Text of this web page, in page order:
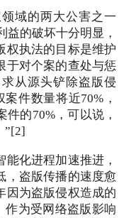
域的两大公害之一
益的破坏十分明显，
权执法的目标是维护
于对个案的查处与惩
从源头铲除盗版侵
件数量将近70%，
的70%，可以说，
”[2]
化进程加速推进，
，盗版传播的速度愈
因为盗版侵权造成的
作为受网络盗版影响